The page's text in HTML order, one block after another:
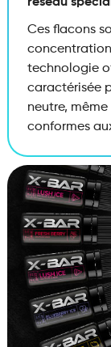
Ces flacons
technologie
caractérisée
neutre, même
conformes